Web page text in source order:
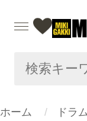
ホーム ドラ